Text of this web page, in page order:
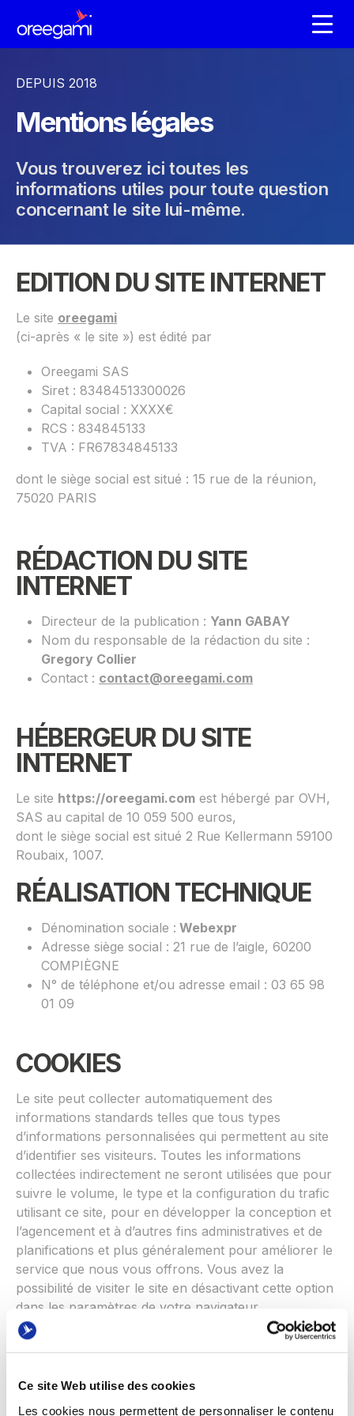
Ce site Web utilise des cookies
Les cookies nous permettent de personnaliser le contenu
DEPUIS 2018
Mentions légales
Vous trouverez ici toutes les
informations utiles pour toute question
concernant le site lui-même.
EDITION DU SITE INTERNET
Le site oreegami
(ci-après « le site ») est édité par
Oreegami SAS
Siret : 83484513300026
Capital social : XXXX€
RCS : 834845133
TVA : FR67834845133
dont le siège social est situé : 15 rue de la réunion,
75020 PARIS
RÉDACTION DU SITE
INTERNET
Directeur de la publication : Yann GABAY
Nom du responsable de la rédaction du site :
Gregory Collier
Contact : contact@oreegami.com
HÉBERGEUR DU SITE
INTERNET
Le site https://oreegami.com est hébergé par OVH,
SAS au capital de 10 059 500 euros,
dont le siège social est situé 2 Rue Kellermann 59100
Roubaix, 1007.
RÉALISATION TECHNIQUE
Dénomination sociale : Webexpr
Adresse siège social : 21 rue de l’aigle, 60200
COMPIÈGNE
N° de téléphone et/ou adresse email : 03 65 98
01 09
COOKIES
Le site peut collecter automatiquement des
informations standards telles que tous types
d’informations personnalisées qui permettent au site
d’identifier ses visiteurs. Toutes les informations
collectées indirectement ne seront utilisées que pour
suivre le volume, le type et la configuration du trafic
utilisant ce site, pour en développer la conception et
l’agencement et à d’autres fins administratives et de
planifications et plus généralement pour améliorer le
service que nous vous offrons. Vous avez la
possibilité de visiter le site en désactivant cette option
dans les paramètres de votre navigateur.
INTELLECTUELLE